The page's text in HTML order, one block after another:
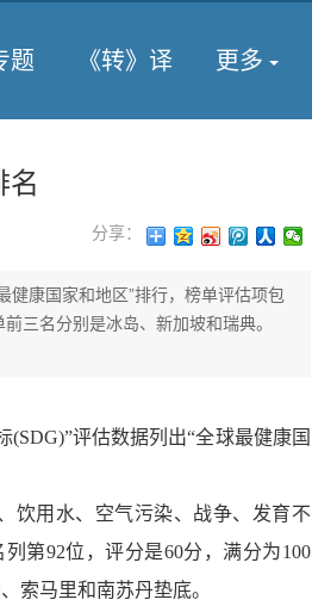
题 《转》译 更多
名
分享：
健康国家和地区”排行，榜单评估项包
三名分别是冰岛、新加坡和瑞典。
评估数据列出“全球最健康国
用水、空气污染、战争、发育不
第92位，评分是60分，满分为100
索马里和南苏丹垫底。